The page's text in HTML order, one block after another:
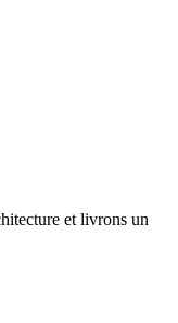
et livrons un